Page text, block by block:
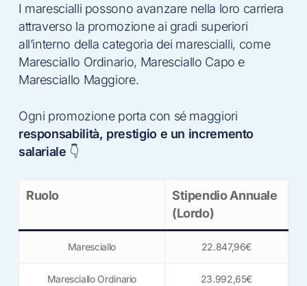
I marescialli possono avanzare nella loro carriera
attraverso la promozione ai gradi superiori
all’interno della categoria dei marescialli, come
Maresciallo Ordinario, Maresciallo Capo e
Maresciallo Maggiore.
Ogni promozione porta con sé maggiori
responsabilità, prestigio e un incremento
salariale 👇
Ruolo
Stipendio Annuale
(Lordo)
Maresciallo 22.847,96€
Maresciallo Ordinario 23.992,65€